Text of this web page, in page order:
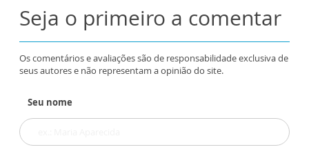
Seja o primeiro a comentar
Os comentários e avaliações são de responsabilidade exclusiva de
seus autores e não representam a opinião do site.
Seu nome